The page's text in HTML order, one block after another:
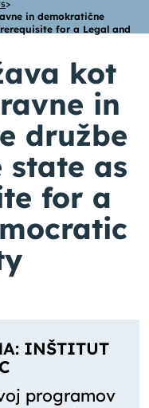
>
in demokratične
for a Legal and
kot
in
družbe
as
for a
INŠTITUT
programov